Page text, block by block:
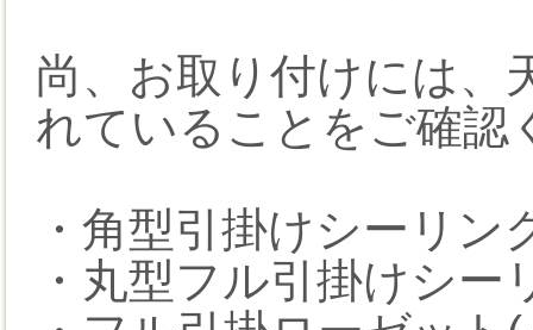
尚、お取り付けには、
れていることをご確認
・角型引掛けシーリン
・丸型フル引掛けシー